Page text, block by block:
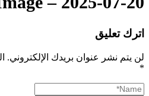
اترك تعليق
لن يتم نشر عنوان بريدك الإلكتروني.
*